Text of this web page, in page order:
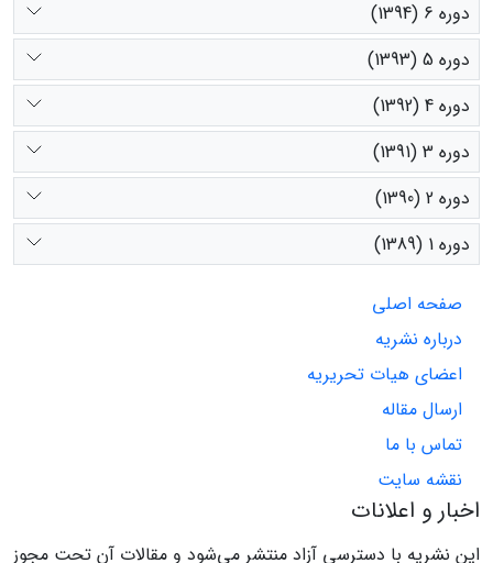
دوره 6 (1394)
دوره 5 (1393)
دوره 4 (1392)
دوره 3 (1391)
دوره 2 (1390)
دوره 1 (1389)
صفحه اصلی
درباره نشریه
اعضای هیات تحریریه
ارسال مقاله
تماس با ما
نقشه سایت
اخبار و اعلانات
این نشریه با دسترسی آزاد منتشر می‌شود و مقالات آن تحت مجوز